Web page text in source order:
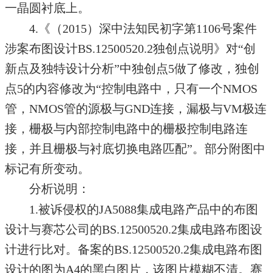
一晶圆衬底上。
4.《（2015）深中法知民初字第1106号案件
涉案布图设计BS.12500520.2独创点说明》对“创
新点及独特设计分析”中独创点5做了修改，独创
点5的内容修改为“控制电路中，只有一个NMOS
管，NMOS管的源极与GND连接，漏极与VM极连
接，栅极与内部控制电路中的栅极控制电路连
接，并且栅极与衬底切换电路匹配”。部分附图中
标记有所变动。
分析说明：
1.被诉侵权的JA5088集成电路产品中的布图
设计与赛芯公司的BS.12500520.2集成电路布图设
计进行比对。备案的BS.12500520.2集成电路布图
设计的图为A4的黑白图片，该图片模糊不清。赛